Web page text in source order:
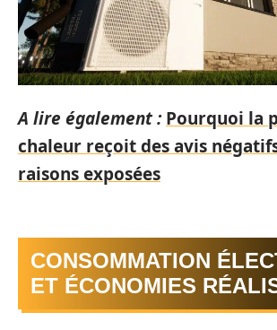
A lire également : Pourquoi la
chaleur reçoit des avis
raisons exposées
CONSOMMATION
ET ÉCONOMIES